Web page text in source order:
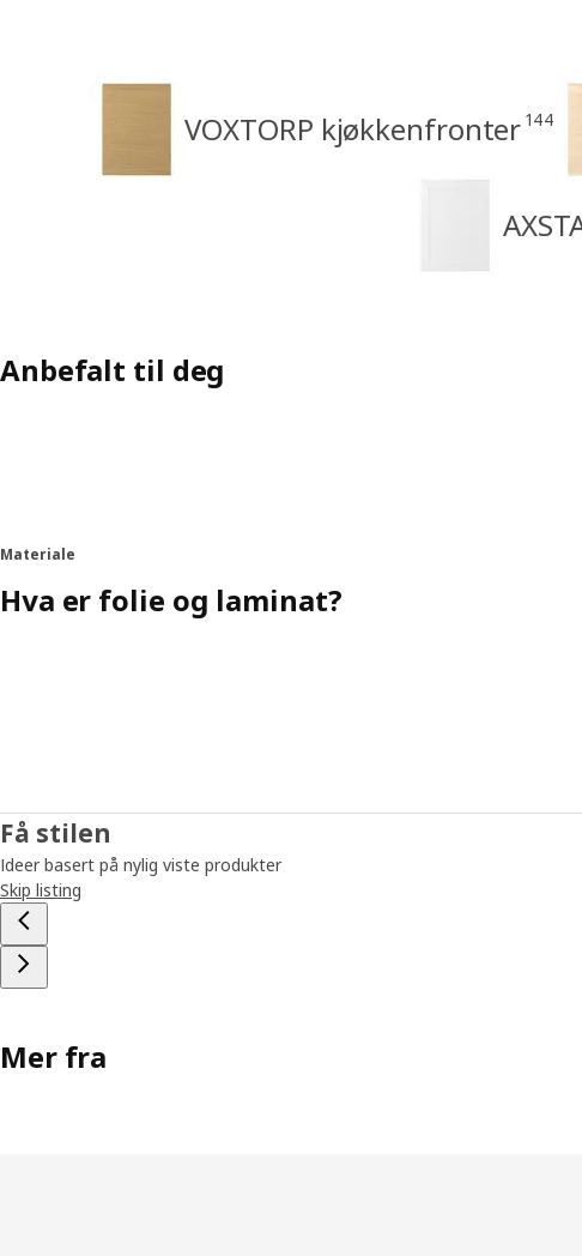
VOXTORP kjøkkenfronter 144
Anbefalt til deg
Materiale
Hva er folie og laminat?
Få stilen
Ideer basert på nylig viste produkter
Skip listing
Mer fra